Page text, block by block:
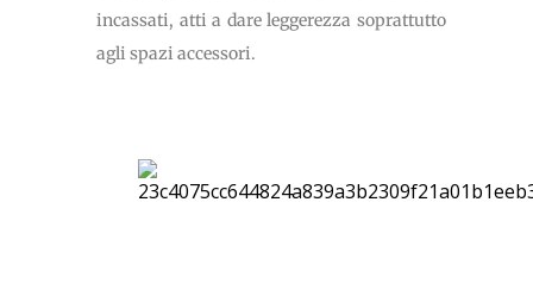
incassati, atti a dare leggerezza soprattutto
agli spazi accessori.